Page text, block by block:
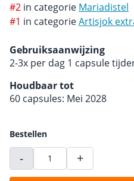
#2 in categorie Mariadistel
#1 in categorieArtisjok
Gebruiksaanwijzing
2-3x per dag 1 capsule
Houdbaar tot
60 capsules: Mei 2028
Bestellen
- +